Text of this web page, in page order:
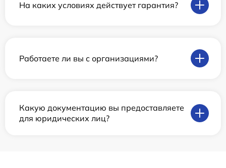
На каких условиях действует гарантия?
Работаете ли вы с организациями?
Какую документацию вы предоставляете
для юридических лиц?